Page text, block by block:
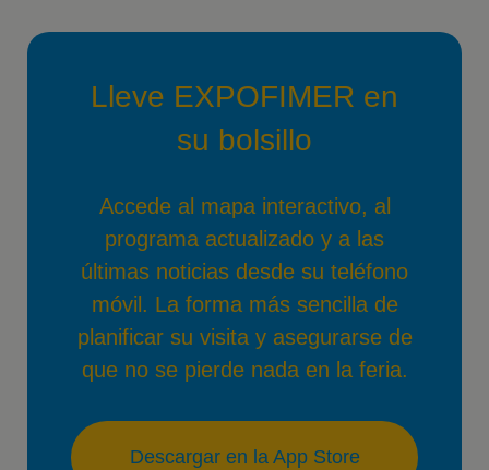
Lleve EXPOFIMER en
su bolsillo
Accede al mapa interactivo, al
programa actualizado y a las
últimas noticias desde su teléfono
móvil. La forma más sencilla de
planificar su visita y asegurarse de
que no se pierde nada en la feria.
Descargar en la App Store